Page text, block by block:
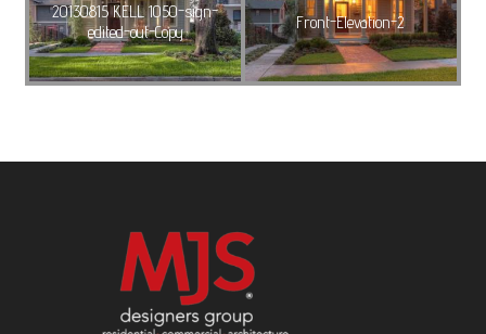
20130815 KELL 1050-sign-
edited-out-Copy
Front-Elevation-2